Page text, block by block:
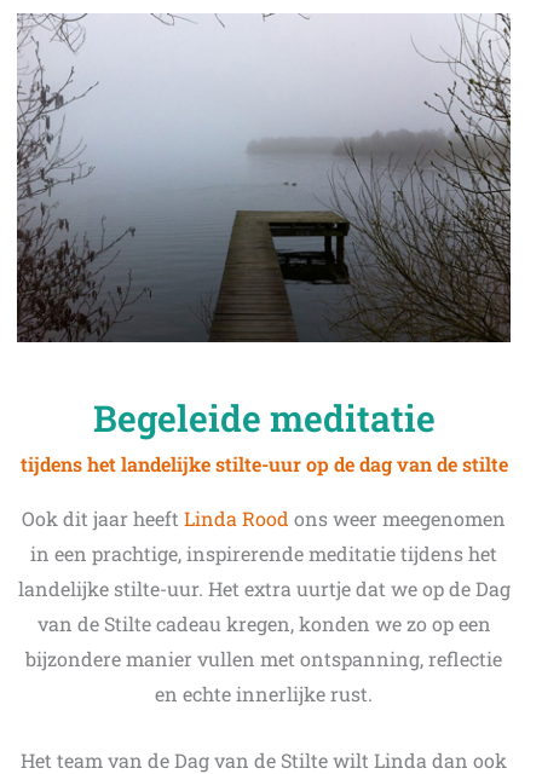
Begeleide meditatie
tijdens het landelijke stilte-uur op de dag van de stilte
Ook dit jaar heeft Linda Rood ons weer meegenomen
in een prachtige, inspirerende meditatie tijdens het
landelijke stilte-uur. Het extra uurtje dat we op de Dag
van de Stilte cadeau kregen, konden we zo op een
bijzondere manier vullen met ontspanning, reflectie
en echte innerlijke rust.
Het team van de Dag van de Stilte wilt Linda dan ook